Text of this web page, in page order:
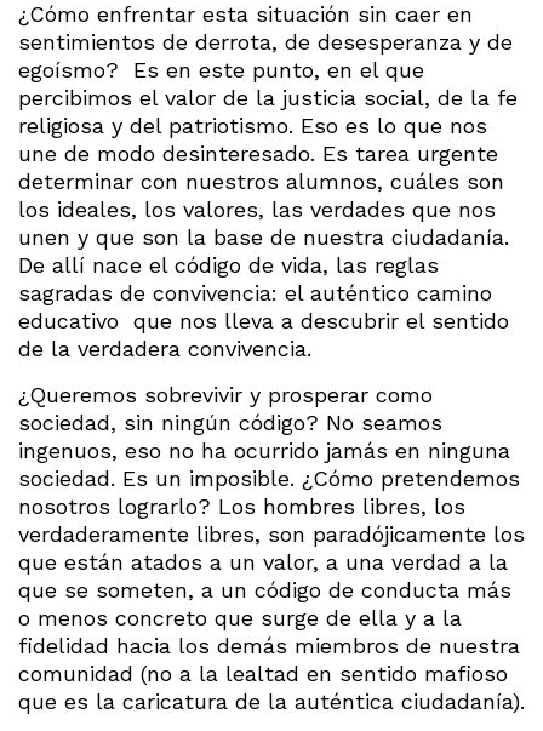
¿Cómo enfrentar esta situación sin caer en
sentimientos de derrota, de desesperanza y de
egoísmo? Es en este punto, en el que
percibimos el valor de la justicia social, de la fe
religiosa y del patriotismo. Eso es lo que nos
une de modo desinteresado. Es tarea urgente
determinar con nuestros alumnos, cuáles son
los ideales, los valores, las verdades que nos
unen y que son la base de nuestra ciudadanía.
De allí nace el código de vida, las reglas
sagradas de convivencia: el auténtico camino
educativo que nos lleva a descubrir el sentido
de la verdadera convivencia.
¿Queremos sobrevivir y prosperar como
sociedad, sin ningún código? No seamos
ingenuos, eso no ha ocurrido jamás en ninguna
sociedad. Es un imposible. ¿Cómo pretendemos
nosotros lograrlo? Los hombres libres, los
verdaderamente libres, son paradójicamente los
que están atados a un valor, a una verdad a la
que se someten, a un código de conducta más
o menos concreto que surge de ella y a la
fidelidad hacia los demás miembros de nuestra
comunidad (no a la lealtad en sentido mafioso
que es la caricatura de la auténtica ciudadanía).